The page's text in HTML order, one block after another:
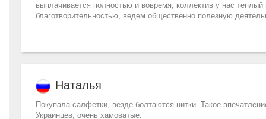
выплачивается полностью и вовремя, коллектив у нас
благотворительностью, ведем общественно полезную
Наталья
Покупала салфетки, везде болтаются нитки. Такое
Украинцев, очень хамоватые.